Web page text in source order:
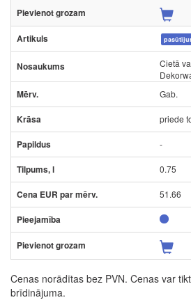
Cietā
Gab.
priede
-
0.75
51.66
Cenas norādītas bez PVN. Cenas var
brīdinājuma.